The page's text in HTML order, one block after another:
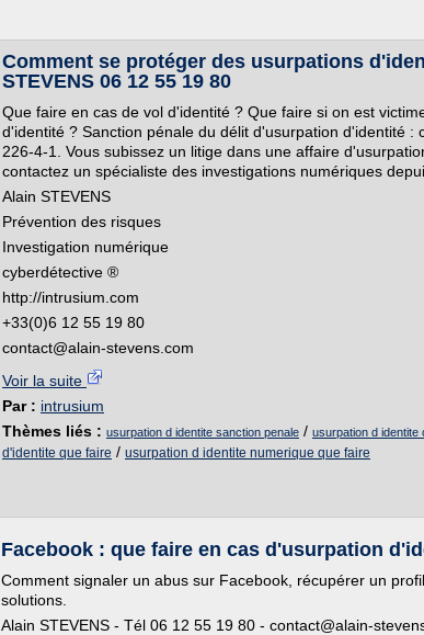
Comment se protéger des usurpations
STEVENS 06 12 55 19 80
Que faire en cas de vol d'identité ? Que faire si on est
d'identité ? Sanction pénale du délit d'usurpation d'identité :
226-4-1. Vous subissez un litige dans une affaire
contactez un spécialiste des investigations numériques
Alain STEVENS
Prévention des risques
Investigation numérique
cyberdétective ®
http://intrusium.com
+33(0)6 12 55 19 80
contact@alain-stevens.com
Voir la suite
Par : intrusium
Thèmes liés : usurpation d identite sanction penale / usurpation d identite
d'identite que faire / usurpation d identite numerique que faire
Facebook : que faire en cas d'usurpation
Comment signaler un abus sur Facebook, récupérer un
solutions.
Alain STEVENS - Tél 06 12 55 19 80 - contact@alain-